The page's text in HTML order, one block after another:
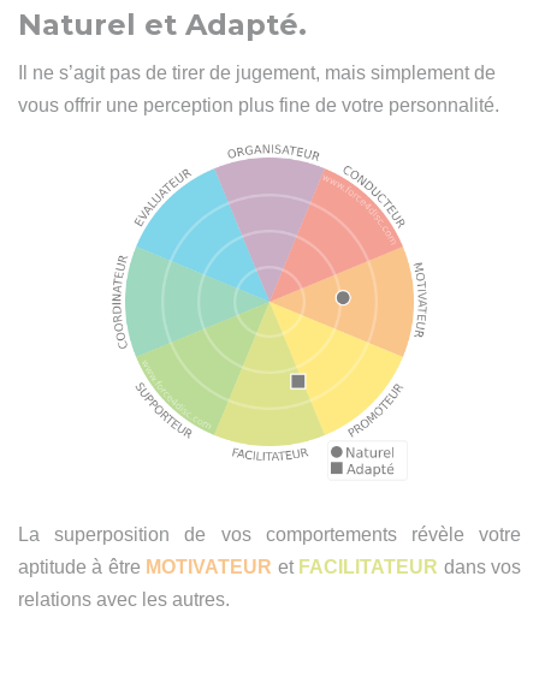
Naturel et Adapté.
Il ne s’agit pas de tirer de jugement, mais simplement de
vous offrir une perception plus fine de votre personnalité.
La superposition de vos comportements révèle votre
aptitude à être MOTIVATEUR et FACILITATEUR dans vos
relations avec les autres.